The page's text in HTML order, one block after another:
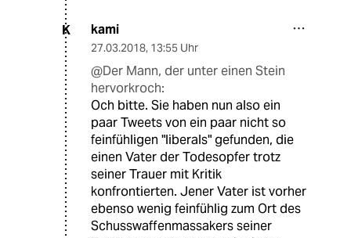
K kami
27.03.2018, 13:55 Uhr
@Der Mann, der unter einen Stein
hervorkroch:
Och bitte. Sie haben nun also ein
paar Tweets von ein paar nicht so
feinfühligen "liberals" gefunden, die
einen Vater der Todesopfer trotz
seiner Trauer mit Kritik
konfrontierten. Jener Vater ist vorher
ebenso wenig feinfühlig zum Ort des
Schusswaffenmassakers seiner